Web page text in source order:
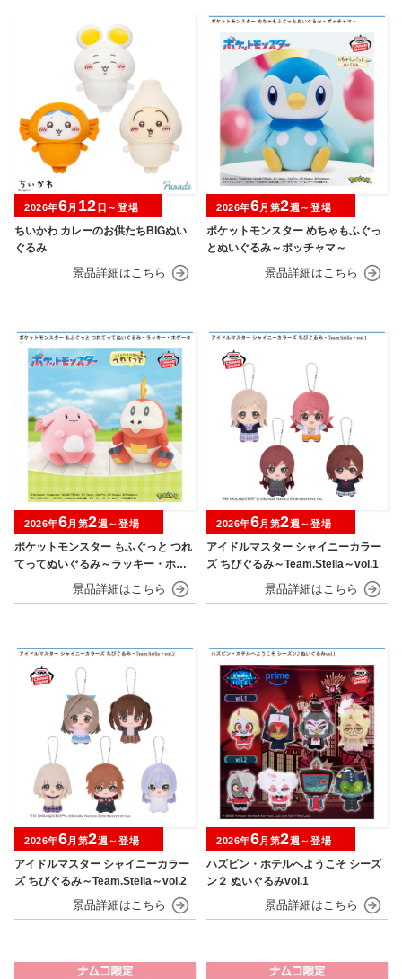
ちいかわ カレーのお供たちBIGぬい
ぐるみ
2026年6月 12 日～登場
ポケットモンスター めちゃもふぐっ
とぬいぐるみ～ポッチャマ～
2026年6月第2週～登場
ポケットモンスター もふぐっと つれ
てってぬいぐるみ～ラッキー・ホゲ
2026年6月第2週～登場
アイドルマスター シャイニーカラー
ズ ちびぐるみ～Team.Stella～vol.1
2026年6月第2週～登場
アイドルマスター シャイニーカラー
ズ ちびぐるみ～Team.Stella～vol.2
2026年6月第2週～登場
ハズビン・ホテルへようこそ シーズ
ン２ ぬいぐるみvol.1
2026年6月第2週～登場